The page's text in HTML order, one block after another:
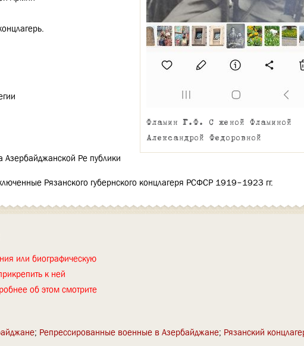
Фламин Г.Ф. С женой Фламиной
Александрой Федоровной
Азербайджанской Ре публики
Рязанского губернского концлагеря РСФСР 1919–1923 гг.
или биографическую
к ней
об этом смотрите
Репрессированные военные в Азербайджане Рязанский